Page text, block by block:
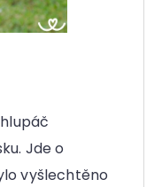
Jde o
vyšlechtěno